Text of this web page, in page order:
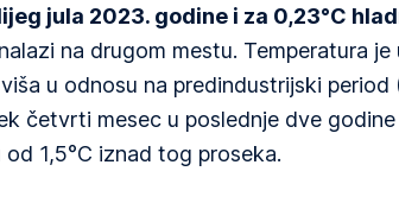
jula 2023. godine i za 0,23°C
na drugom mestu. Temperatura je
viša u odnosu na predindustrijski period
četvrti mesec u poslednje dve
od 1,5°C iznad tog proseka.